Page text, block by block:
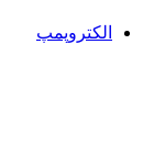
الکتروپمپ